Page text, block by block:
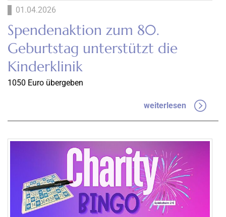
01.04.2026
Spendenaktion zum 80.
Geburtstag unterstützt die
Kinderklinik
1050 Euro übergeben
weiterlesen